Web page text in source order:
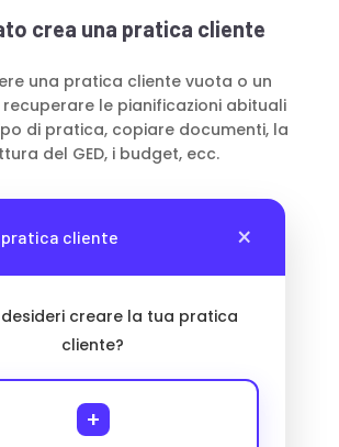
crea una pratica cliente
una pratica cliente vuota o un
le pianificazioni abituali
di pratica, copiare documenti, la
del GED, i budget, ecc.
pratica cliente ×
creare la tua pratica
cliente?
+